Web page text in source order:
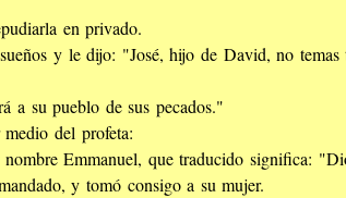
en privado.
y le dijo: "José, hijo de David, no
a su pueblo de sus pecados."
del profeta:
Emmanuel, que traducido significa:
y tomó consigo a su mujer.